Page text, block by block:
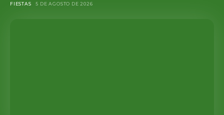
FIESTAS 5 DE AGOSTO DE 2026